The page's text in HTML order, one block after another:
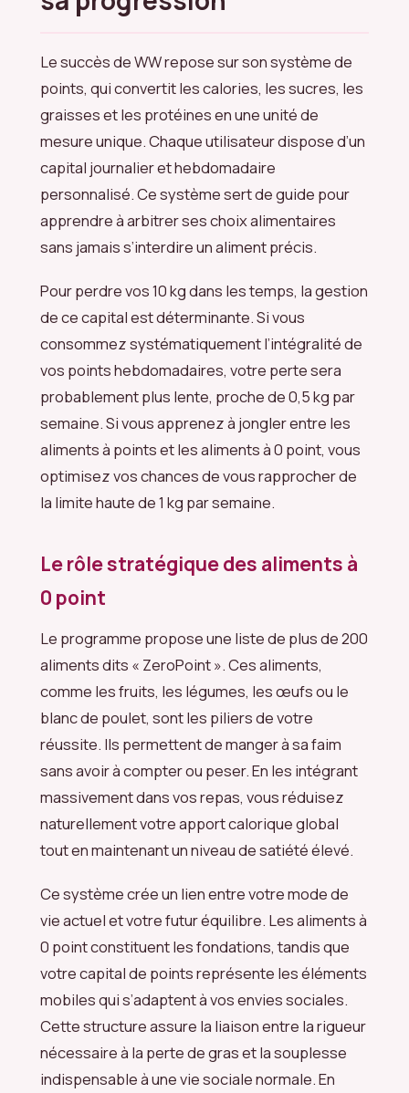
Le succès de WW repose sur son système de
points, qui convertit les calories, les sucres, les
graisses et les protéines en une unité de
mesure unique. Chaque utilisateur dispose d’un
capital journalier et hebdomadaire
personnalisé. Ce système sert de guide pour
apprendre à arbitrer ses choix alimentaires
sans jamais s’interdire un aliment précis.
Pour perdre vos 10 kg dans les temps, la gestion
de ce capital est déterminante. Si vous
consommez systématiquement l’intégralité de
vos points hebdomadaires, votre perte sera
probablement plus lente, proche de 0,5 kg par
semaine. Si vous apprenez à jongler entre les
aliments à points et les aliments à 0 point, vous
optimisez vos chances de vous rapprocher de
la limite haute de 1 kg par semaine.
Le rôle stratégique des aliments à
0 point
Le programme propose une liste de plus de 200
aliments dits « ZeroPoint ». Ces aliments,
comme les fruits, les légumes, les œufs ou le
blanc de poulet, sont les piliers de votre
réussite. Ils permettent de manger à sa faim
sans avoir à compter ou peser. En les intégrant
massivement dans vos repas, vous réduisez
naturellement votre apport calorique global
tout en maintenant un niveau de satiété élevé.
Ce système crée un lien entre votre mode de
vie actuel et votre futur équilibre. Les aliments à
0 point constituent les fondations, tandis que
votre capital de points représente les éléments
mobiles qui s’adaptent à vos envies sociales.
Cette structure assure la liaison entre la rigueur
nécessaire à la perte de gras et la souplesse
indispensable à une vie sociale normale. En